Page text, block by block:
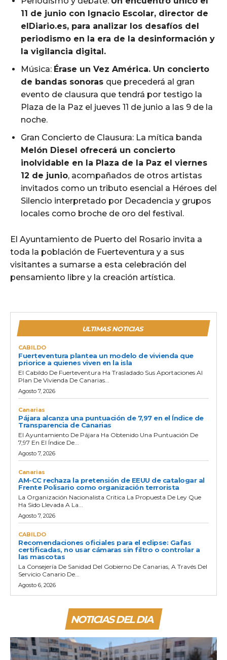
11 de junio con Ignacio Escolar, director de
elDiario.es, para analizar los desafíos del
periodismo en la era de la desinformación y
la vigilancia digital.
Música: Érase un Vez América. Un concierto
de bandas sonoras que precederá al gran
evento de clausura que tendrá por testigo la
Plaza de la Paz el jueves 11 de junio a las 9 de la
noche.
Gran Concierto de Clausura: La mítica banda
Melón Diesel ofrecerá un concierto
inolvidable en la Plaza de la Paz el viernes
12 de junio, acompañados de otros artistas
invitados como un tributo esencial a Héroes del
Silencio interpretado por Decadencia y grupos
locales como broche de oro del festival.
El Ayuntamiento de Puerto del Rosario invita a
toda la población de Fuerteventura y a sus
visitantes a sumarse a esta celebración del
pensamiento libre y la creación artística.
ULTIMAS NOTICIAS
CABILDO
Fuerteventura plantea un modelo de vivienda que
priorice a quienes viven en la isla
El Cabildo De Fuerteventura Ha Trasladado Sus Aportaciones Al
Plan De Vivienda De Canarias...
Agosto 7, 2026
Canarias
Pájara alcanza una puntuación de 7,97 en el Índice de
Transparencia de Canarias
El Ayuntamiento De Pájara Ha Obtenido Una Puntuación De
7,97 En El Índice De...
Agosto 7, 2026
Canarias
AM-CC rechaza la pretensión de EEUU de catalogar al
Frente Polisario como organización terrorista
La Organización Nacionalista Critica La Propuesta De Ley Que
Ha Sido Llevada A La...
Agosto 7, 2026
CABILDO
Recomendaciones oficiales para el eclipse: Gafas
certificadas, no usar cámaras sin filtro o controlar a
las mascotas
La Consejería De Sanidad Del Gobierno De Canarias, A Través Del
Servicio Canario De...
Agosto 6, 2026
NOTICIAS DEL DIA